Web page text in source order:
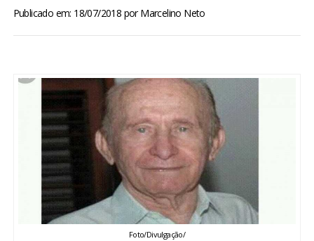
BRASIL
ESPORTES
ENTRETENIMENTO
ENQUETE
Publicado em: 18/07/2018 porMarcelino Neto
Foto/Divulgação/